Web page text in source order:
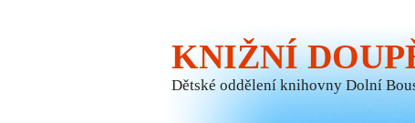
KNIŽNÍ
Dětské oddělení knihovny Dolní